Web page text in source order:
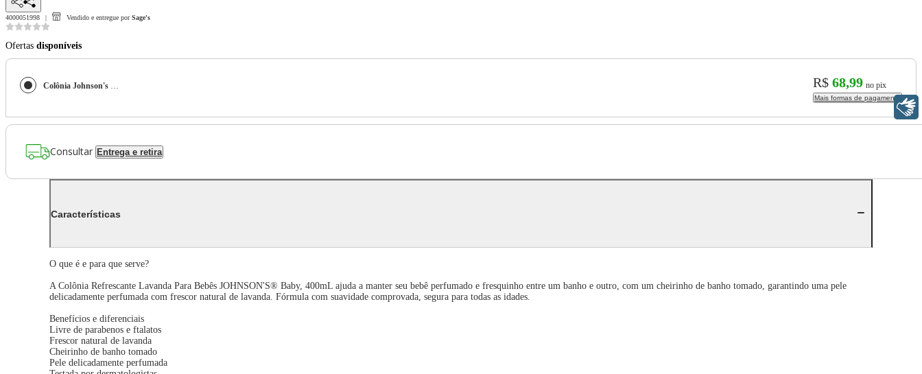
4000051998 Vendido e entregue por Sage's
Ofertas disponíveis
Colônia Johnson's Baby Lavanda 400ml R$ 68,99 no pix
Mais formas de pagamento
Consultar Entrega e retira
Características
O que é e para que serve?
A Colônia Refrescante Lavanda Para Bebês JOHNSON'S® Baby, 400mL ajuda a manter seu bebê perfumado e fresquinho entre um banho e outro, com um cheirinho de banho tomado, garantindo uma pele
delicadamente perfumada com frescor natural de lavanda. Fórmula com suavidade comprovada, segura para todas as idades.
Benefícios e diferenciais
Livre de parabenos e ftalatos
Frescor natural de lavanda
Cheirinho de banho tomado
Pele delicadamente perfumada
Libras